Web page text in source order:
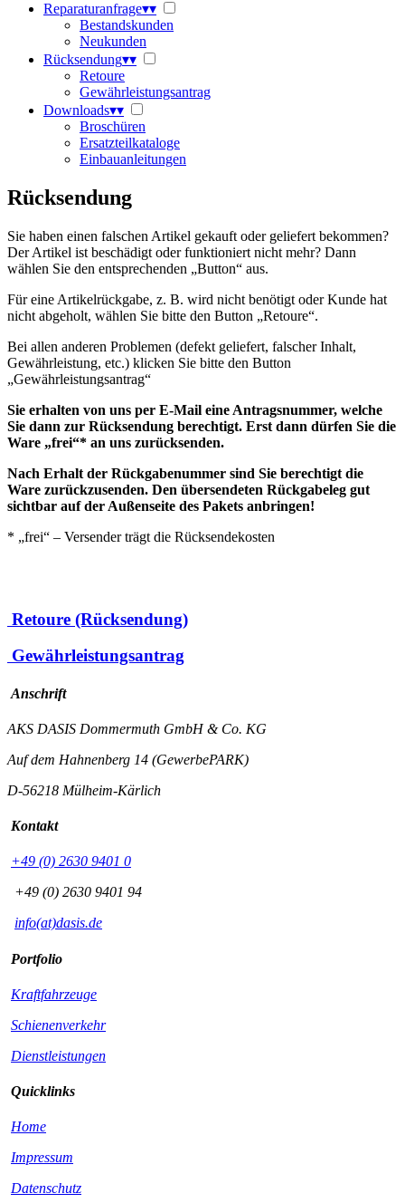
Reparaturanfrage▾▾
Bestandskunden
Neukunden
Rücksendung▾▾
Retoure
Gewährleistungsantrag
Downloads▾▾
Broschüren
Ersatzteilkataloge
Einbauanleitungen
Rücksendung
Sie haben einen falschen Artikel gekauft oder geliefert bekommen?
Der Artikel ist beschädigt oder funktioniert nicht mehr? Dann
wählen Sie den entsprechenden „Button“ aus.
Für eine Artikelrückgabe, z. B. wird nicht benötigt oder Kunde hat
nicht abgeholt, wählen Sie bitte den Button „Retoure“.
Bei allen anderen Problemen (defekt geliefert, falscher Inhalt,
Gewährleistung, etc.) klicken Sie bitte den Button
„Gewährleistungsantrag“
Sie erhalten von uns per E-Mail eine Antragsnummer, welche
Sie dann zur Rücksendung berechtigt. Erst dann dürfen Sie die
Ware „frei“* an uns zurücksenden.
Nach Erhalt der Rückgabenummer sind Sie berechtigt die
Ware zurückzusenden. Den übersendeten Rückgabeleg gut
sichtbar auf der Außenseite des Pakets anbringen!
* „frei“ – Versender trägt die Rücksendekosten
Retoure (Rücksendung)
Gewährleistungsantrag
Anschrift
AKS DASIS Dommermuth GmbH & Co. KG
Auf dem Hahnenberg 14 (GewerbePARK)
D-56218 Mülheim-Kärlich
Kontakt
+49 (0) 2630 9401 0
+49 (0) 2630 9401 94
info(at)dasis.de
Portfolio
Kraftfahrzeuge
Schienenverkehr
Dienstleistungen
Quicklinks
Home
Impressum
Datenschutz